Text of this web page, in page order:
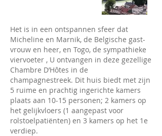
Het is in een ontspannen sfeer dat
Micheline en Marnik, de Belgische gast-
vrouw en heer, en Togo, de sympathieke
viervoeter , U ontvangen in deze gezellige
Chambre D’Hôtes in de
champagnestreek. Dit huis biedt met zijn
5 ruime en prachtig ingerichte kamers
plaats aan 10-15 personen; 2 kamers op
het gelijkvloers (1 aangepast voor
rolstoelpatiënten) en 3 kamers op het 1e
verdiep.